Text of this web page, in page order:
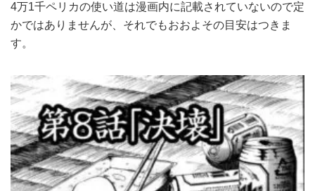
4万1千ペリカの使い道は漫画内に記載されていないので定
かではありませんが、それでもおおよその目安はつきま
す。